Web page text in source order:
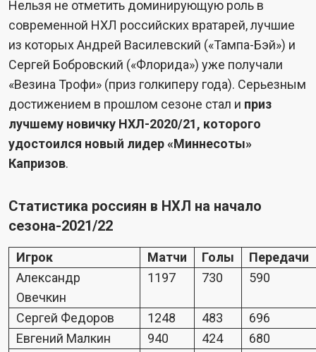
Нельзя не отметить доминирующую роль в
современной НХЛ российских вратарей, лучшие
из которых Андрей Василевский («Тампа-Бэй») и
Сергей Бобровский («Флорида») уже получали
«Везина Трофи» (приз голкиперу года). Серьезным
достижением в прошлом сезоне стал и приз
лучшему новичку НХЛ-2020/21, которого
удостоился новый лидер «Миннесоты»
Капризов.
Статистика россиян в НХЛ на начало
сезона-2021/22
Игрок Матчи Голы
Передачи
Александр
Овечкин
1197 730 590
Сергей Федоров 1248 483
696
Евгений Малкин
940 424
680